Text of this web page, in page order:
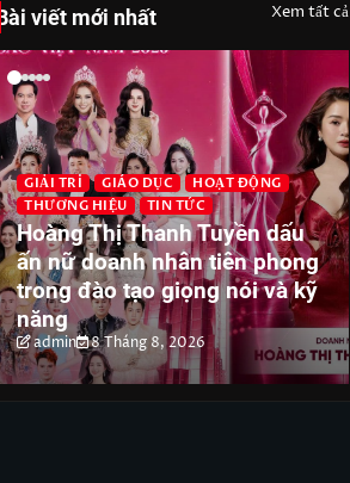
Bài viết mới nhất Xem tất cả
GIẢI TRÍ GIÁO DỤC
HOẠT ĐỘNG
THƯƠNG HIỆU
TIN TỨC
Hoàng Thị Thanh Tuyền dấu
ấn nữ doanh nhân tiên phong
trong đào tạo giọng nói và kỹ
năng
admin 8 Tháng 8, 2026